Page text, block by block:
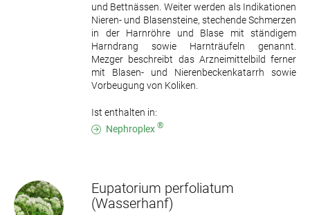
und Bettnässen. Weiter werden als Indikationen
Nieren- und Blasensteine, stechende Schmerzen
in der Harnröhre und Blase mit ständigem
Harndrang sowie Harnträufeln genannt.
Mezger beschreibt das Arzneimittelbild ferner
mit Blasen- und Nierenbeckenkatarrh sowie
Vorbeugung von Koliken.
Ist enthalten in:
Nephroplex ®
Eupatorium perfoliatum
(Wasserhanf)